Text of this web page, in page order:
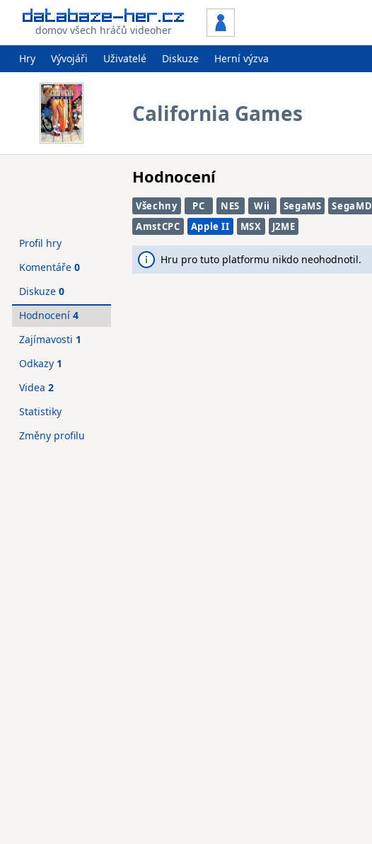
domov všech hráčů videoher
Hry Vývojáři Uživatelé Diskuze Herní výzva
California Games
Hodnocení
Všechny PC NES Wii SegaMS SegaMD
AmstCPC
Apple II MSX J2ME
Hru pro tuto platformu nikdo neohodnotil.
Profil hry
Komentáře 0
Diskuze 0
Hodnocení 4
Zajímavosti 1
Odkazy 1
Videa 2
Statistiky
Změny profilu